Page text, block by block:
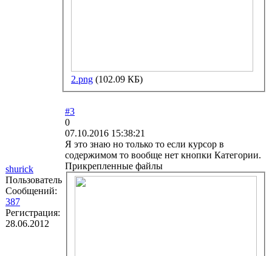
2.png (102.09 КБ)
shurick
Пользователь
Сообщений:
387
Регистрация:
28.06.2012
#3
0
07.10.2016 15:38:21
Я это знаю но только то если курсор в
содержимом то вообще нет кнопки Категории.
Прикрепленные файлы